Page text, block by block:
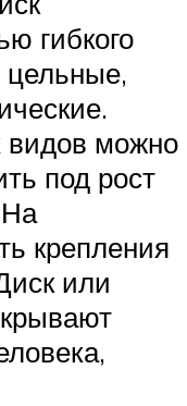
гибкого
видов можно
под рост
На
крепления
или